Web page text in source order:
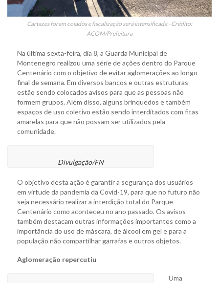
Cartazes foram colados e fiscalização será intensificada - Crédito:
ACOM/Prefeitura
Na última sexta-feira, dia 8, a Guarda Municipal de
Montenegro realizou uma série de ações dentro do Parque
Centenário com o objetivo de evitar aglomerações ao longo
final de semana. Em diversos bancos e outras estruturas
estão sendo colocados avisos para que as pessoas não
formem grupos. Além disso, alguns brinquedos e também
espaços de uso coletivo estão sendo interditados com fitas
amarelas para que não possam ser utilizados pela
comunidade.
Divulgação/FN
O objetivo desta ação é garantir a segurança dos usuários
em virtude da pandemia da Covid-19, para que no futuro não
seja necessário realizar a interdição total do Parque
Centenário como aconteceu no ano passado. Os avisos
também destacam outras informações importantes como a
importância do uso de máscara, de álcool em gel e para a
população não compartilhar garrafas e outros objetos.
Aglomeração repercutiu
Uma